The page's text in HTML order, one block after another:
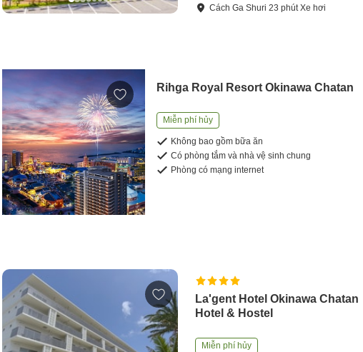
CáchGa Shuri23 phútXe hơi
Rihga Royal Resort Okinawa Chatan
Miễn phí hủy
Không bao gồm bữa ăn
Có phòng tắm và nhà vệ sinh chung
Phòng có mạng internet
La'gent Hotel Okinawa Chatan
Hotel & Hostel
Miễn phí hủy